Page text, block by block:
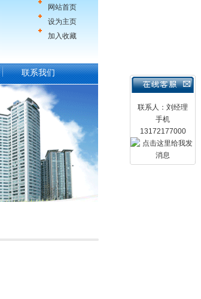
网站首页
设为主页
加入收藏
联系人：刘经理
手机
13172177000
联系我们